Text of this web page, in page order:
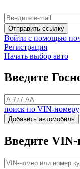
Отправить ссылку
Войти с помощью
Регистрация
Начать выбор авто
Введите
поиск по VIN-номеру
Добавить автомобиль
Введите